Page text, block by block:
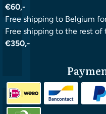
€60,-
Free shipping to Belgium
Free shipping to the rest of
€350,-